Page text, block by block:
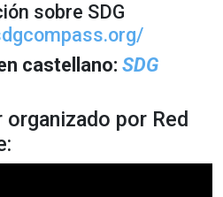
sobre SDG
castellano: SDG
organizado por Red